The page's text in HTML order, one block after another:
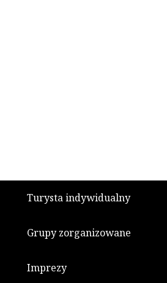
Stopka
Turysta indywidualny
Grupy zorganizowane
Imprezy